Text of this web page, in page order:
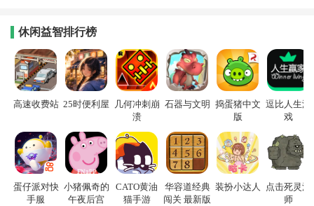
休闲益智排行榜
高速收费站 25时便利屋
几何冲刺崩
溃
石器与文明 捣蛋猪中文
版
逗比人生游
戏
蛋仔派对快
手服
小猪佩奇的
午夜后宫
CATO黄油
猫手游
华容道经典
闯关 最新版
装扮小达人
点击死灵法
师